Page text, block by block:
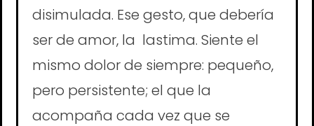
disimulada. Ese gesto, que debería
ser de amor, la lastima. Siente el
mismo dolor de siempre: pequeño,
pero persistente; el que la
acompaña cada vez que se